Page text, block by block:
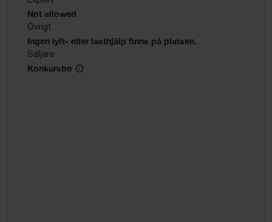
Not allowed
Övrigt
Ingen lyft- eller lasthjälp finns på platsen.
Säljare
Konkursbo